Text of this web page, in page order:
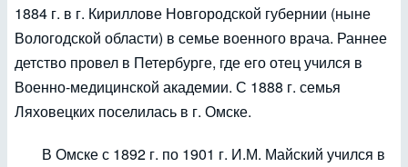
1884 г. в г. Кириллове Новгородской губернии (ныне
Вологодской области) в семье военного врача. Раннее
детство провел в Петербурге, где его отец учился в
Военно-медицинской академии. С 1888 г. семья
Ляховецких поселилась в г. Омске.
В Омске с 1892 г. по 1901 г. И.М. Майский учился в